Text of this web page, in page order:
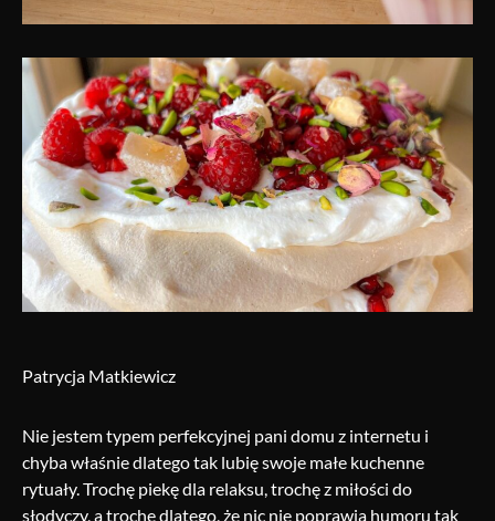
Patrycja Matkiewicz
Nie jestem typem perfekcyjnej pani domu z internetu i
chyba właśnie dlatego tak lubię swoje małe kuchenne
rytuały. Trochę piekę dla relaksu, trochę z miłości do
słodyczy, a trochę dlatego, że nic nie poprawia humoru tak